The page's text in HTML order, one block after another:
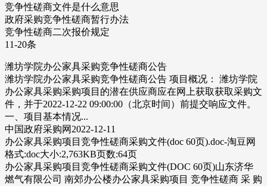
竞争性磋商文件是什么意思
政府采购竞争性磋商暂行办法
竞争性磋商二次报价规定
11-20条
潍坊学院办公家具采购竞争性磋商公告
潍坊学院办公家具采购竞争性磋商公告 项目概况： 潍坊学院
办公家具采购采购项目的潜在供应商应在网上获取获取采购文
件，并于2022-12-22 09:00:00（北京时间）前提交响应文件。
一、项目基本情况...
中国政府采购网2022-12-11
办公家具采购项目竞争性磋商采购文件(doc 60页).doc-淘豆网
格式:doc大小:2,763KB页数:64页
办公家具采购项目竞争性磋商采购文件(DOC 60页)山东济华
燃气有限公司 南郊办公楼办公家具采购项目 竞争性磋商 采 购